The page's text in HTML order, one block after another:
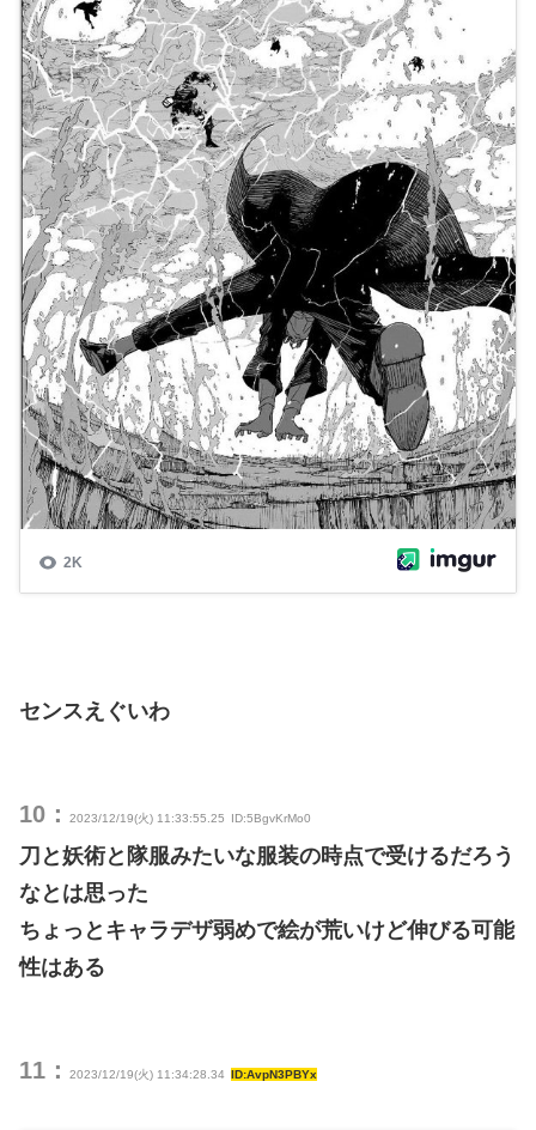
センスえぐいわ
10： 2023/12/19(火) 11:33:55.25 ID:5BgvKrMo0
刀と妖術と隊服みたいな服装の時点で受けるだろう
なとは思った
ちょっとキャラデザ弱めで絵が荒いけど伸びる可能
性はある
11： 2023/12/19(火) 11:34:28.34 ID:AvpN3PBYx